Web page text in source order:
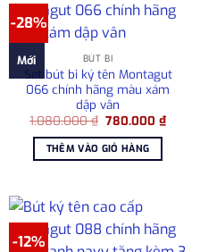
-28%
Mới BÚT BI
Set bút bi ký tên Montagut
066 chính hãng màu xám
dập vân
1.080.000₫ Giá
là:
1.080.000 ₫.
780.000₫Giá
hiện
THÊM VÀO GIỎ HÀNG
-12%